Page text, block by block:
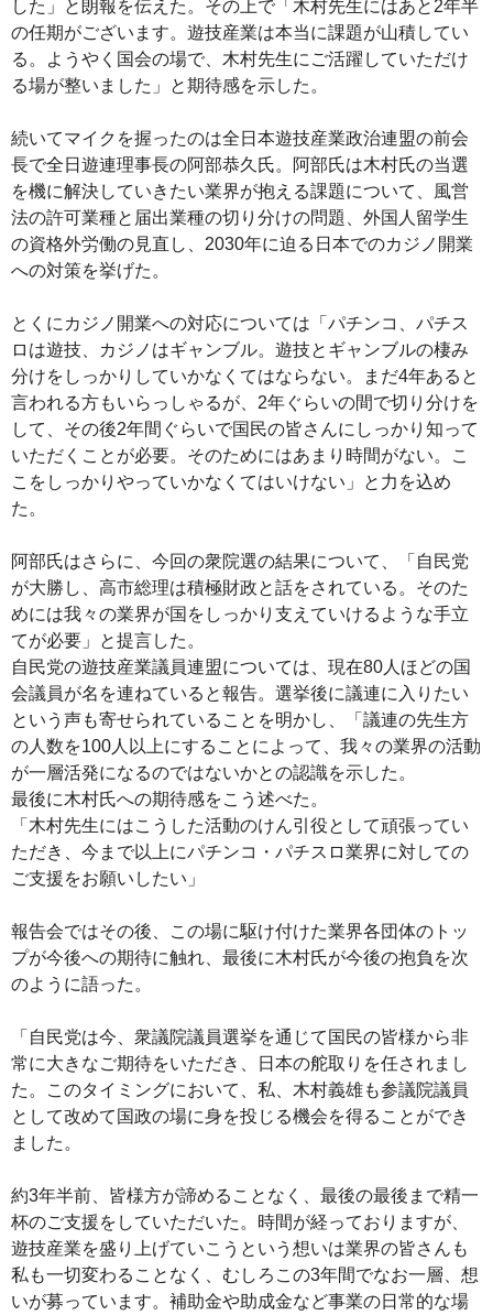
した」と朗報を伝えた。その上で「木村先生にはあと2年半
の任期がございます。遊技産業は本当に課題が山積してい
る。ようやく国会の場で、木村先生にご活躍していただけ
る場が整いました」と期待感を示した。
続いてマイクを握ったのは全日本遊技産業政治連盟の前会
長で全日遊連理事長の阿部恭久氏。阿部氏は木村氏の当選
を機に解決していきたい業界が抱える課題について、風営
法の許可業種と届出業種の切り分けの問題、外国人留学生
の資格外労働の見直し、2030年に迫る日本でのカジノ開業
への対策を挙げた。
とくにカジノ開業への対応については「パチンコ、パチス
ロは遊技、カジノはギャンブル。遊技とギャンブルの棲み
分けをしっかりしていかなくてはならない。まだ4年あると
言われる方もいらっしゃるが、2年ぐらいの間で切り分けを
して、その後2年間ぐらいで国民の皆さんにしっかり知って
いただくことが必要。そのためにはあまり時間がない。こ
こをしっかりやっていかなくてはいけない」と力を込め
た。
阿部氏はさらに、今回の衆院選の結果について、「自民党
が大勝し、高市総理は積極財政と話をされている。そのた
めには我々の業界が国をしっかり支えていけるような手立
てが必要」と提言した。
自民党の遊技産業議員連盟については、現在80人ほどの国
会議員が名を連ねていると報告。選挙後に議連に入りたい
という声も寄せられていることを明かし、「議連の先生方
の人数を100人以上にすることによって、我々の業界の活動
が一層活発になるのではないかとの認識を示した。
最後に木村氏への期待感をこう述べた。
「木村先生にはこうした活動のけん引役として頑張ってい
ただき、今まで以上にパチンコ・パチスロ業界に対しての
ご支援をお願いしたい」
報告会ではその後、この場に駆け付けた業界各団体のトッ
プが今後への期待に触れ、最後に木村氏が今後の抱負を次
のように語った。
「自民党は今、衆議院議員選挙を通じて国民の皆様から非
常に大きなご期待をいただき、日本の舵取りを任されまし
た。このタイミングにおいて、私、木村義雄も参議院議員
として改めて国政の場に身を投じる機会を得ることができ
ました。
約3年半前、皆様方が諦めることなく、最後の最後まで精一
杯のご支援をしていただいた。時間が経っておりますが、
遊技産業を盛り上げていこうという想いは業界の皆さんも
私も一切変わることなく、むしろこの3年間でなお一層、想
いが募っています。補助金や助成金など事業の日常的な場